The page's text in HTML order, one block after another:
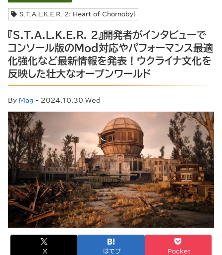
S.T.A.L.K.E.R. 2: Heart of Chornobyl
『S.T.A.L.K.E.R. 2』開発者がインタビューで
コンソール版のMod対応やパフォーマンス最適
化強化など最新情報を発表！ウクライナ文化を
反映した壮大なオープンワールド
By Mag - 2024.10.30 Wed
X はてブ Pocket